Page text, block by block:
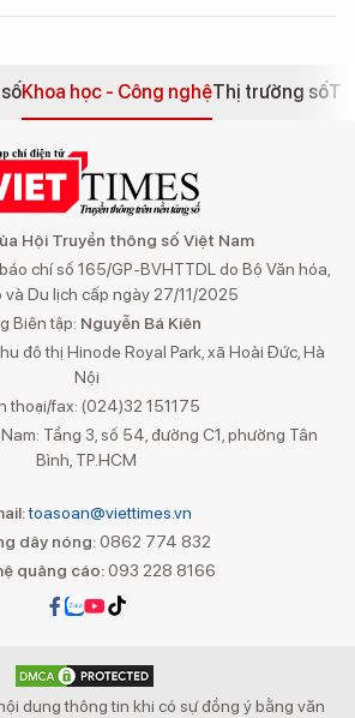
Khoa học - Công nghệThị trường số
Hội Truyền thông số Việt Nam
chí số 165/GP-BVHTTDL do Bộ Văn hóa,
và Du lịch cấp ngày 27/11/2025
Biên tập: Nguyễn Bá Kiên
đô thị Hinode Royal Park, xã Hoài Đức, Hà
Nội
thoại/fax: (024)32 151175
Tầng 3, số 54, đường C1, phường Tân
Bình, TP.HCM
toasoan@viettimes.vn
dây nóng: 0862 774 832
quảng cáo:093 228 8166
dung thông tin khi có sự đồng ý bằng văn